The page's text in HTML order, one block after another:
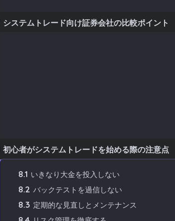
システムトレード向け証券会社の比較ポイント
初心者がシステムトレードを始める際の注意点
8.1 いきなり大金を投入しない
8.2 バックテストを過信しない
8.3 定期的な見直しとメンテナンス